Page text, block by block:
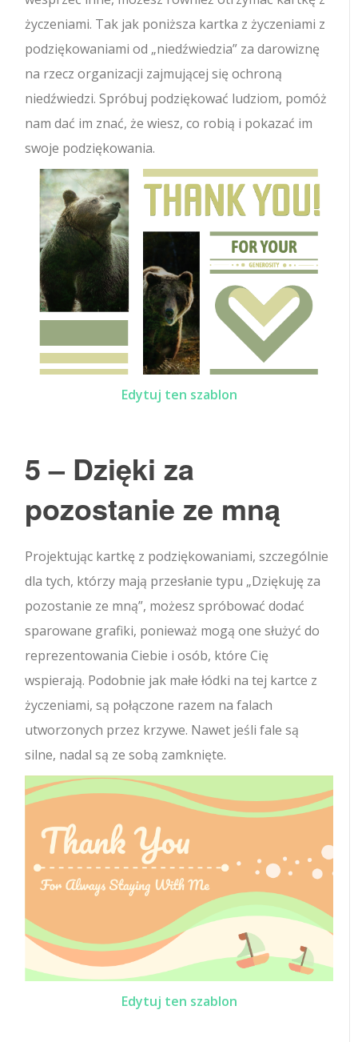
życzeniami. Tak jak poniższa kartka z życzeniami z
podziękowaniami od „niedźwiedzia” za darowiznę
na rzecz organizacji zajmującej się ochroną
niedźwiedzi. Spróbuj podziękować ludziom, pomóż
nam dać im znać, że wiesz, co robią i pokazać im
swoje podziękowania.
Edytuj ten szablon
5 – Dzięki za
pozostanie ze mną
Projektując kartkę z podziękowaniami, szczególnie
dla tych, którzy mają przesłanie typu „Dziękuję za
pozostanie ze mną”, możesz spróbować dodać
sparowane grafiki, ponieważ mogą one służyć do
reprezentowania Ciebie i osób, które Cię
wspierają. Podobnie jak małe łódki na tej kartce z
życzeniami, są połączone razem na falach
utworzonych przez krzywe. Nawet jeśli fale są
silne, nadal są ze sobą zamknięte.
Edytuj ten szablon